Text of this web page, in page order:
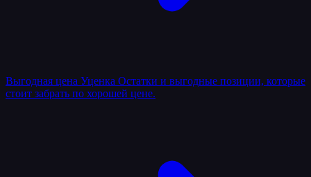
Выгодная цена Уценка Остатки и выгодные позиции, которые
стоит забрать по хорошей цене.